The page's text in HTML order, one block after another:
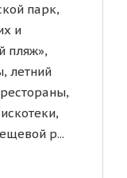
парк,
и
пляж»,
летний
р...